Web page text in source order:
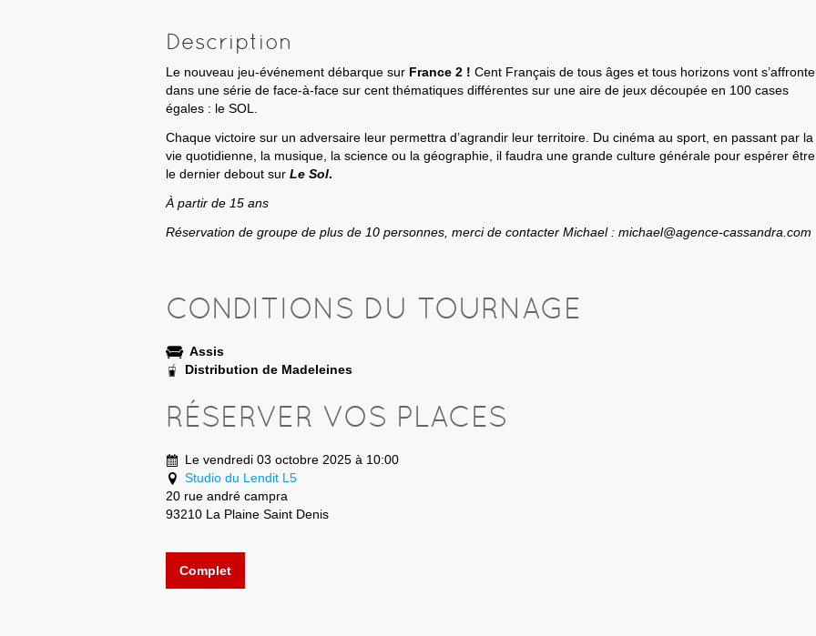
Description
Le nouveau jeu-événement débarque sur France 2 ! Cent Français de tous âges et tous horizons vont
dans une série de face-à-face sur cent thématiques différentes sur une aire de jeux découpée en 100 cases
égales : le SOL.
Chaque victoire sur un adversaire leur permettra d’agrandir leur territoire. Du cinéma au sport, en passant par la
vie quotidienne, la musique, la science ou la géographie, il faudra une grande culture générale pour espérer être
le dernier debout sur Le Sol.
À partir de 15 ans
Réservation de groupe de plus de 10 personnes, merci de contacter Michael : michael@agence-cassandra.com
CONDITIONS DU TOURNAGE
Assis
Distribution de Madeleines
RÉSERVER VOS PLACES
Le vendredi 03 octobre 2025 à 10:00
Studio du Lendit L5
20 rue andré campra
93210 La Plaine Saint Denis
Complet